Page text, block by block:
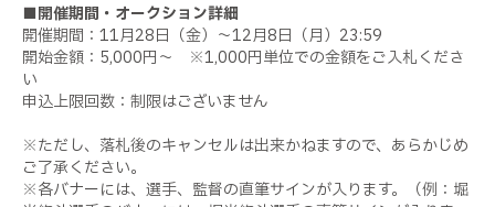
■開催期間・オークション詳細
開催期間： 11月28日（金）～12月8日（月） 23:59
開始金額： 5,000円～ ※1,000円単位での金額をご入札くださ
い
申込上限回数：制限はございません
※ただし、落札後のキャンセルは出来かねますので、あらかじめ
ご了承ください。
※各バナーには、選手、監督の直筆サインが入ります。（例：堀